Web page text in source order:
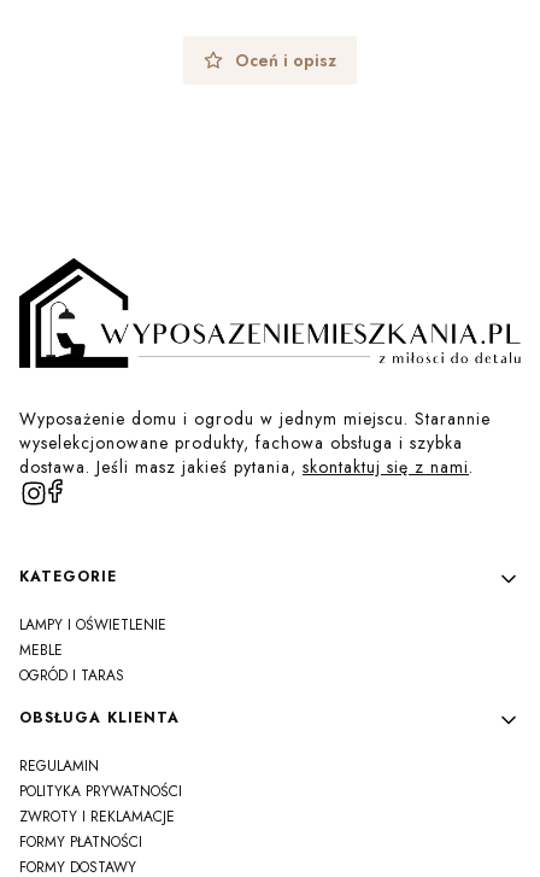
Oceń i opisz
Wyposażenie domu i ogrodu w jednym miejscu. Starannie
wyselekcjonowane produkty, fachowa obsługa i szybka
dostawa. Jeśli masz jakieś pytania, skontaktuj się z nami.
Linki w stopce
KATEGORIE
LAMPY I OŚWIETLENIE
MEBLE
OGRÓD I TARAS
OBSŁUGA KLIENTA
REGULAMIN
POLITYKA PRYWATNOŚCI
ZWROTY I REKLAMACJE
FORMY PŁATNOŚCI
FORMY DOSTAWY